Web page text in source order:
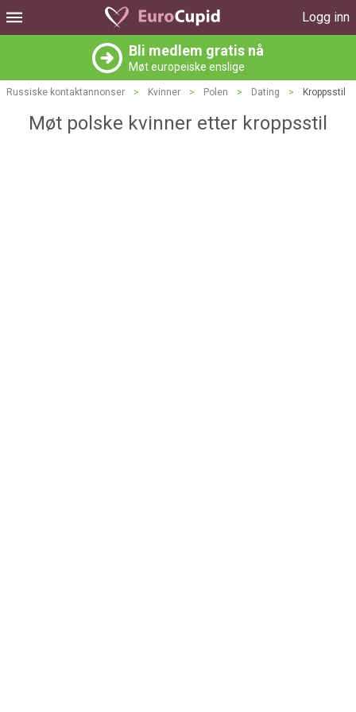
Logg inn
Bli medlem gratis nå
Møt europeiske enslige
Russiske kontaktannonser > Kvinner > Polen > Dating > Kroppsstil
Møt polske kvinner etter kroppsstil